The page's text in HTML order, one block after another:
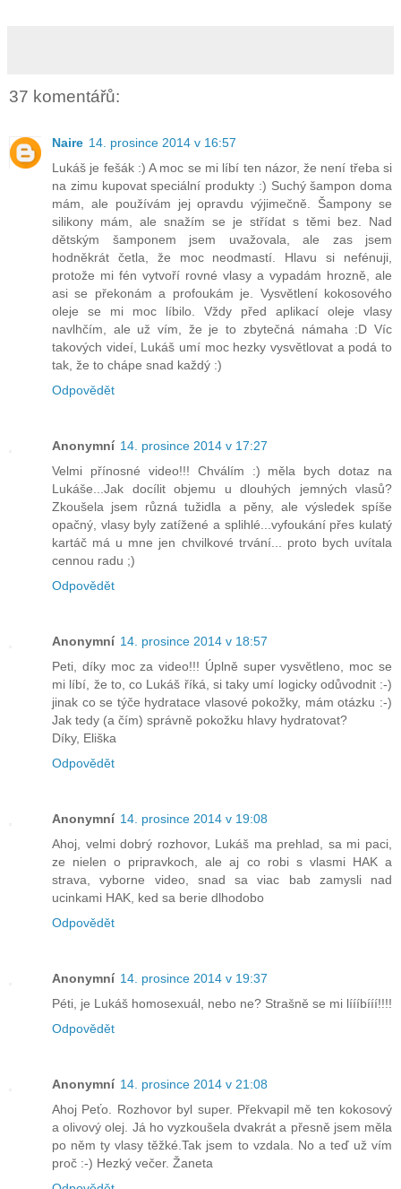
37 komentářů:
Naire 14. prosince 2014 v 16:57
Lukáš je fešák :) A moc se mi líbí ten názor, že není třeba si
na zimu kupovat speciální produkty :) Suchý šampon doma
mám, ale používám jej opravdu výjimečně. Šampony se
silikony mám, ale snažím se je střídat s těmi bez. Nad
dětským šamponem jsem uvažovala, ale zas jsem
hodněkrát četla, že moc neodmastí. Hlavu si nefénuji,
protože mi fén vytvoří rovné vlasy a vypadám hrozně, ale
asi se překonám a profoukám je. Vysvětlení kokosového
oleje se mi moc líbilo. Vždy před aplikací oleje vlasy
navlhčím, ale už vím, že je to zbytečná námaha :D Víc
takových videí, Lukáš umí moc hezky vysvětlovat a podá to
tak, že to chápe snad každý :)
Odpovědět
Anonymní 14. prosince 2014 v 17:27
Velmi přínosné video!!! Chválím :) měla bych dotaz na
Lukáše...Jak docílit objemu u dlouhých jemných vlasů?
Zkoušela jsem různá tužidla a pěny, ale výsledek spíše
opačný, vlasy byly zatížené a splihlé...vyfoukání přes kulatý
kartáč má u mne jen chvilkové trvání... proto bych uvítala
cennou radu ;)
Odpovědět
Anonymní 14. prosince 2014 v 18:57
Peti, díky moc za video!!! Úplně super vysvětleno, moc se
mi líbí, že to, co Lukáš říká, si taky umí logicky odůvodnit :-)
jinak co se týče hydratace vlasové pokožky, mám otázku :-)
Jak tedy (a čím) správně pokožku hlavy hydratovat?
Díky, Eliška
Odpovědět
Anonymní 14. prosince 2014 v 19:08
Ahoj, velmi dobrý rozhovor, Lukáš ma prehlad, sa mi paci,
ze nielen o pripravkoch, ale aj co robi s vlasmi HAK a
strava, vyborne video, snad sa viac bab zamysli nad
ucinkami HAK, ked sa berie dlhodobo
Odpovědět
Anonymní 14. prosince 2014 v 19:37
Péti, je Lukáš homosexuál, nebo ne? Strašně se mi líííbííí!!!!
Odpovědět
Anonymní 14. prosince 2014 v 21:08
Ahoj Peťo. Rozhovor byl super. Překvapil mě ten kokosový
a olivový olej. Já ho vyzkoušela dvakrát a přesně jsem měla
po něm ty vlasy těžké.Tak jsem to vzdala. No a teď už vím
proč :-) Hezký večer. Žaneta